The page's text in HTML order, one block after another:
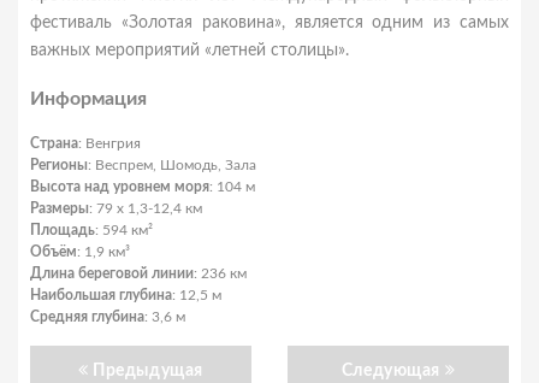
фестиваль «Золотая раковина», является одним из самых
важных мероприятий «летней столицы».
Информация
Страна: Венгрия
Регионы: Веспрем, Шомодь, Зала
Высота над уровнем моря: 104 м
Размеры: 79 x 1,3-12,4 км
Площадь: 594 км²
Объём: 1,9 км³
Длина береговой линии: 236 км
Наибольшая глубина: 12,5 м
Средняя глубина: 3,6 м
Предыдущая Следующая